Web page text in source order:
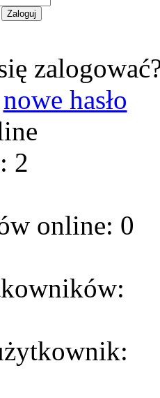
nowe hasło
2
online: 0